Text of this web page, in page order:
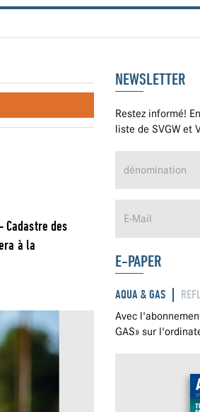
Cadastre des
à la
NEWSLETTER
Restez informé!
liste de SVGW et
E-PAPER
AQUA & GAS
Avec
GAS» sur